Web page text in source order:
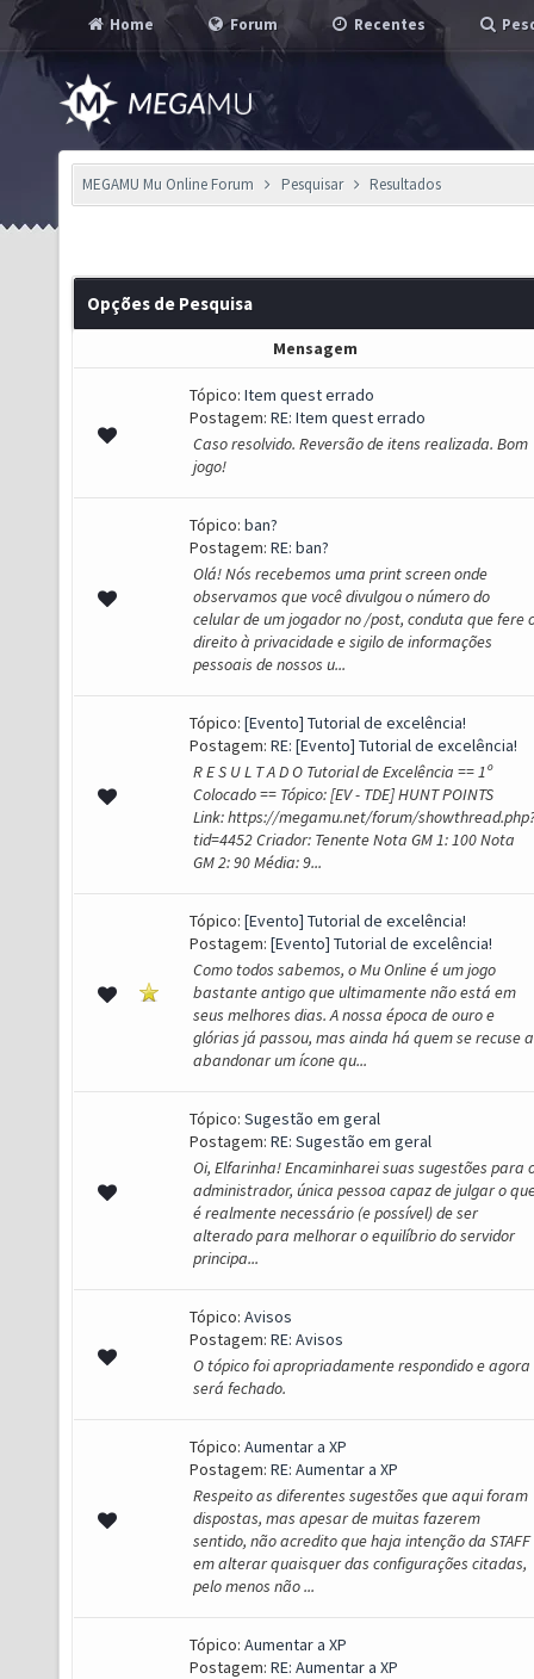
Home Forum Recentes
MEGAMU Mu Online Forum Pesquisar Resultados
Opções de Pesquisa
Mensagem
Tópico: Item quest errado
Postagem: RE: Item quest errado
Caso resolvido. Reversão de itens realizada. Bom
jogo!
Tópico: ban?
Postagem: RE: ban?
Olá! Nós recebemos uma print screen onde
observamos que você divulgou o número do
celular de um jogador no /post, conduta que fere
direito à privacidade e sigilo de informações
pessoais de nossos u...
Tópico: [Evento] Tutorial de excelência!
Postagem: RE: [Evento] Tutorial de excelência!
R E S U L T A D O Tutorial de Excelência == 1º
Colocado == Tópico: [EV - TDE] HUNT POINTS
Link: https://megamu.net/forum/
tid=4452 Criador: Tenente Nota GM 1: 100 Nota
GM 2: 90 Média: 9...
Tópico: [Evento] Tutorial de excelência!
Postagem: [Evento] Tutorial de excelência!
Como todos sabemos, o Mu Online é um jogo
bastante antigo que ultimamente não está em
seus melhores dias. A nossa época de ouro e
glórias já passou, mas ainda há quem se recuse a
abandonar um ícone qu...
Tópico: Sugestão em geral
Postagem: RE: Sugestão em geral
Oi, Elfarinha! Encaminharei suas sugestões para
administrador, única pessoa capaz de julgar o
é realmente necessário (e possível) de ser
alterado para melhorar o equilíbrio do servidor
principa...
Tópico: Avisos
Postagem: RE: Avisos
O tópico foi apropriadamente respondido e agora
será fechado.
Tópico: Aumentar a XP
Postagem: RE: Aumentar a XP
Respeito as diferentes sugestões que aqui foram
dispostas, mas apesar de muitas fazerem
sentido, não acredito que haja intenção da STAFF
em alterar quaisquer das configurações citadas,
pelo menos não ...
Tópico: Aumentar a XP
Postagem: RE: Aumentar a XP